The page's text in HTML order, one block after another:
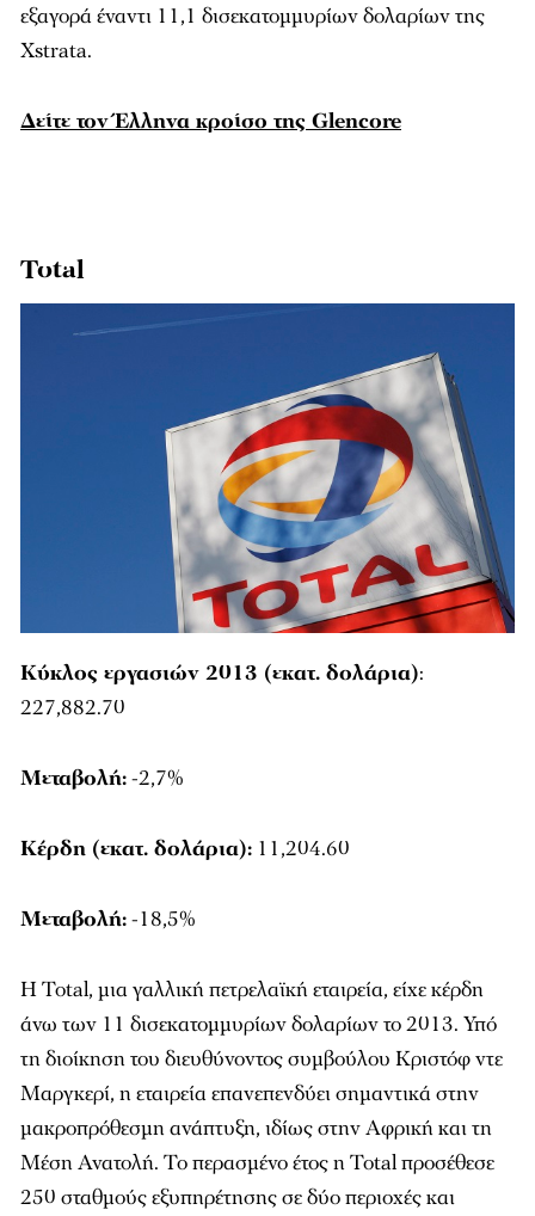
εξαγορά έναντι 11,1 δισεκατομμυρίων δολαρίων της
Xstrata.
Δείτε τον Έλληνα κροίσο της Glencore
Total
Κύκλος εργασιών 2013 (εκατ. δολάρια):
227,882.70
Μεταβολή:-2,7%
Κέρδη (εκατ. δολάρια): 11,204.60
Μεταβολή:-18,5%
H Total, μια γαλλική πετρελαϊκή εταιρεία, είχε κέρδη
άνω των 11 δισεκατομμυρίων δολαρίων το 2013. Υπό
τη διοίκηση του διευθύνοντος συμβούλου Κριστόφ ντε
Μαργκερί, η εταιρεία επανεπενδύει σημαντικά στην
μακροπρόθεσμη ανάπτυξη, ιδίως στην Αφρική και τη
Μέση Ανατολή. Το περασμένο έτος η Total προσέθεσε
250 σταθμούς εξυπηρέτησης σε δύο περιοχές και